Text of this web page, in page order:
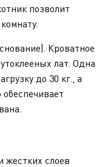
позволит
Кроватное
лат. Одна
до 30 кг., а
жестких слоев